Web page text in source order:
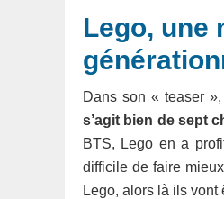
Lego, une
Dans son « teaser »,
s’agit bien de sept
BTS, Lego en a
difficile de faire
Lego, alors là ils